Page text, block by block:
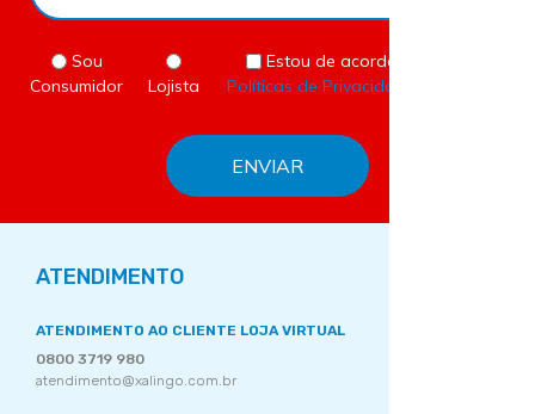
Sou
Consumidor
Lojista
Estou de acordo com as
Políticas de Privacidade
ATENDIMENTO
ATENDIMENTO AO CLIENTE LOJA VIRTUAL
0800 3719 980
atendimento@xalingo.com.br